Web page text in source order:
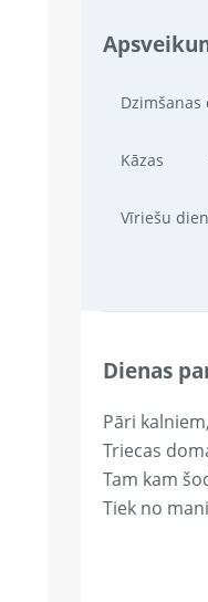
Dzimšanas
Kāzas
Vīriešu
Dienas
Pāri
Triecas
Tam kam
Tiek no